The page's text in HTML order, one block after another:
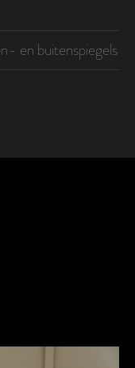
en buitenspiegels